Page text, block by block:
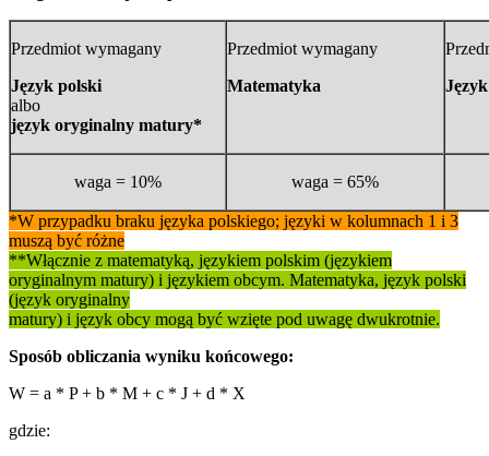
Przedmiot wymagany
Język polski
albo
język oryginalny matury*
Przedmiot wymagany
Matematyka
waga = 10% waga = 65%
*W przypadku braku języka polskiego; języki w kolumnach 1 i 3
muszą być różne
**Włącznie z matematyką, językiem polskim (językiem
oryginalnym matury) i językiem obcym. Matematyka, język polski
(język oryginalny
matury) i język obcy mogą być wzięte pod uwagę dwukrotnie.
Sposób obliczania wyniku końcowego:
W = a * P + b * M + c * J + d * X
gdzie: